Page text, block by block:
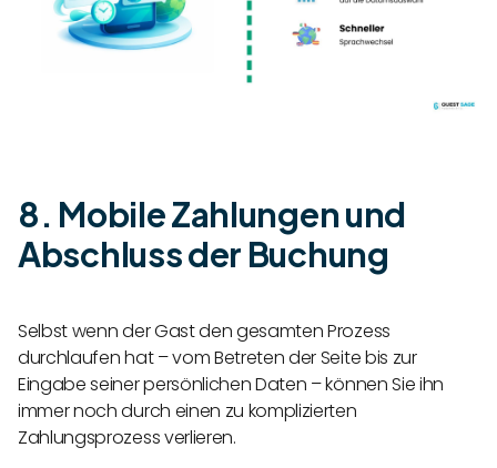
8. Mobile Zahlungen und
Abschluss der Buchung
Selbst wenn der Gast den gesamten Prozess
durchlaufen hat – vom Betreten der Seite bis zur
Eingabe seiner persönlichen Daten – können Sie ihn
immer noch durch einen zu komplizierten
Zahlungsprozess verlieren.